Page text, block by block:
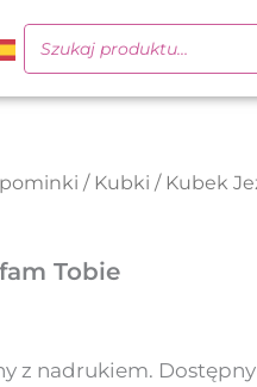
/ Kubki / Kubek
Tobie
z nadrukiem.